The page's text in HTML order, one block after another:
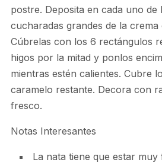
postre. Deposita en cada uno de
cucharadas grandes de la crema
Cúbrelas con los 6 rectángulos
higos por la mitad y ponlos
mientras estén calientes. Cubre
caramelo restante. Decora con
fresco.
Notas Interesantes
La nata tiene que estar